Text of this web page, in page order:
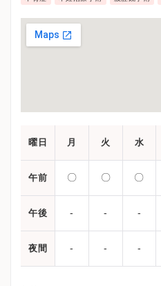
曜日 月 火 水
午前 〇 〇 〇
午後 - - -
夜間 - - -